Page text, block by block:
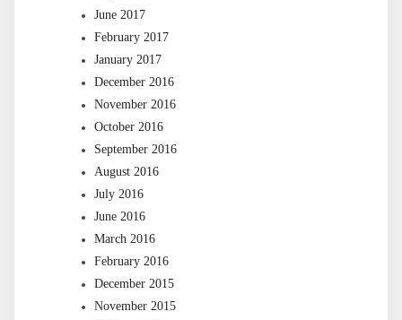
June 2017
February 2017
January 2017
December 2016
November 2016
October 2016
September 2016
August 2016
July 2016
June 2016
March 2016
February 2016
December 2015
November 2015